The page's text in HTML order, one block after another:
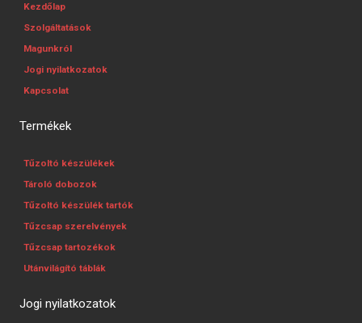
Kezdőlap
Szolgáltatások
Magunkról
Jogi nyilatkozatok
Kapcsolat
Termékek
Tűzoltó készülékek
Tároló dobozok
Tűzoltó készülék tartók
Tűzcsap szerelvények
Tűzcsap tartozékok
Utánvilágító táblák
Jogi nyilatkozatok